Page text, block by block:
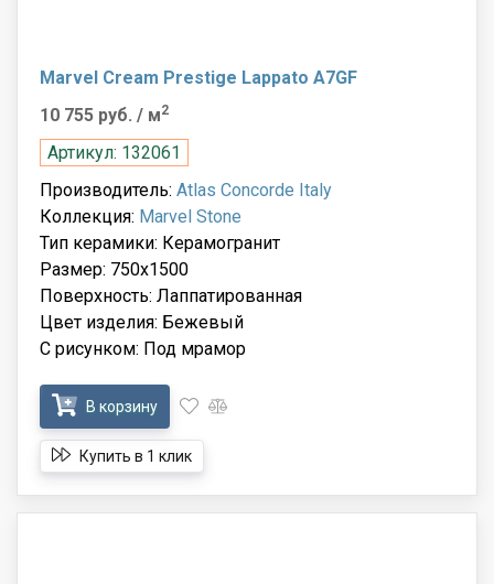
Marvel Cream Prestige Lappato A7GF
10 755 руб. / м2
Артикул: 132061
Производитель: Atlas Concorde Italy
Коллекция: Marvel Stone
Тип керамики: Керамогранит
Размер: 750x1500
Поверхность: Лаппатированная
Цвет изделия: Бежевый
С рисунком: Под мрамор
В корзину
Купить в 1 клик